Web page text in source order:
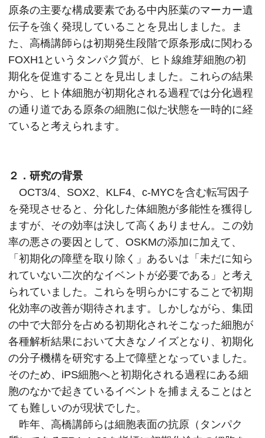
原条の主要な構成要素である中内胚葉のマーカー遺
伝子を強く発現していることを見出しました。ま
た、高橋講師らは初期発生段階で原条形成に関わる
FOXH1というタンパク質が、ヒト線維芽細胞の初
期化を促進することを見出しました。これらの結果
から、ヒト体細胞が初期化される過程では分化過程
の通り道である原条の細胞に似た状態を一時的に経
ていると考えられます。
２．研究の背景
OCT3/4、SOX2、KLF4、c-MYCを含む転写因子
を発現させると、分化した体細胞が多能性を獲得し
ますが、その効率は決して高くありません。この効
率の悪さの要因として、OSKMの添加に加えて、
「初期化の障壁を取り除く」あるいは「未だに知ら
れていない二次的なイベントが必要である」と考え
られていました。これらを明らかにすることで初期
化効率の改善が期待されます。しかしながら、集団
の中で大部分を占める初期化されそこなった細胞が
各種解析結果において大きなノイズとなり、初期化
の分子機構を研究する上で障壁となっていました。
そのため、iPS細胞へと初期化される過程にある細
胞のなかで起きているイベントを捕まえることはと
ても難しいのが現状でした。
昨年、高橋講師らは細胞表面の抗原（タンパク